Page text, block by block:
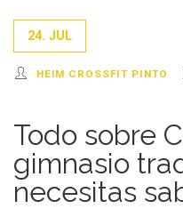
24. JUL
HEIM CROSSFIT PINTO
Todo sobre
gimnasio
necesitas